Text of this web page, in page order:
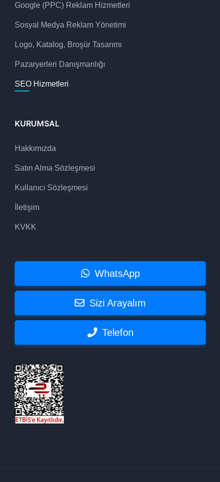
Google (PPC) Reklam Hizmetleri
Sosyal Medya Reklam Yönetimi
Logo, Katalog, Broşür Tasarımı
Pazaryerleri Danışmanlığı
SEO Hizmetleri
KURUMSAL
Hakkımızda
Satın Alma Sözleşmesi
Kullanıcı Sözleşmesi
İletişim
KVKK
WhatsApp
Sizi Arayalım
Telefon